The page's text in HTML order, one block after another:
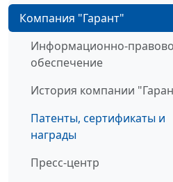
Компания "Гарант"
Информационно-
обеспечение
История компании
Патенты, сертификаты и
награды
Пресс-центр